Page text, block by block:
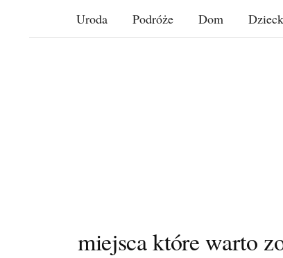
Uroda Podróże Dom
miejsca które warto